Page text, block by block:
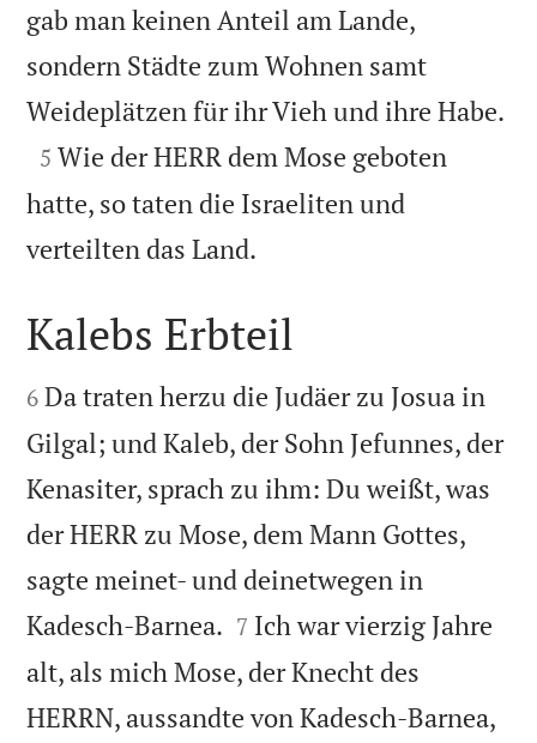
gab man keinen Anteil am Lande,
sondern Städte zum Wohnen samt
Weideplätzen für ihr Vieh und ihre Habe.

5 Wie der HERR dem Mose geboten
hatte, so taten die Israeliten und
verteilten das Land.

Kalebs Erbteil

6 Da traten herzu die Judäer zu Josua in
Gilgal; und Kaleb, der Sohn Jefunnes, der
Kenasiter, sprach zu ihm: Du weißt, was
der HERR zu Mose, dem Mann Gottes,
sagte meinet- und deinetwegen in
Kadesch-Barnea. 

7 Ich war vierzig Jahre
alt, als mich Mose, der Knecht des
HERRN, aussandte von Kadesch-Barnea,